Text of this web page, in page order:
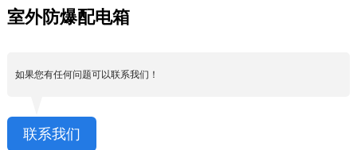
室外防爆配电箱
如果您有任何问题可以联系我们！
联系我们